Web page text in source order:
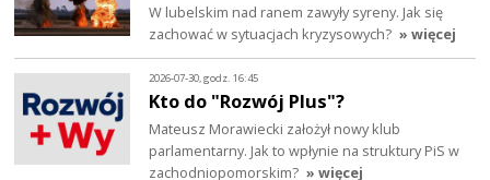
W lubelskim nad ranem zawyły syreny. Jak się
zachować w sytuacjach kryzysowych? » więcej
2026-07-30, godz. 16:45
Kto do "Rozwój Plus"?
Mateusz Morawiecki założył nowy klub
parlamentarny. Jak to wpłynie na struktury PiS w
zachodniopomorskim? » więcej